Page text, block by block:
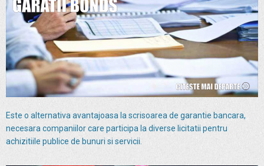
Este o alternativa avantajoasa la scrisoarea de garantie bancara,
necesara companiilor care participa la diverse licitatii pentru
achizitiile publice de bunuri si servicii.